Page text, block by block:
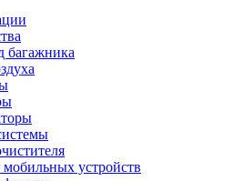
багажника
устройств